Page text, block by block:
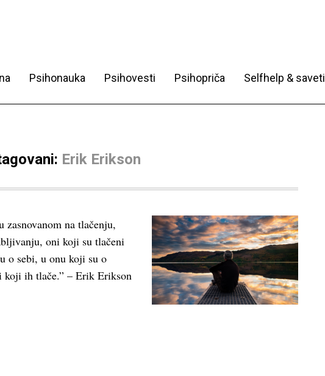
Psihonauka Psihovesti Psihopriča Selfhelp & saveti
Erik Erikson
zasnovanom na tlačenju,
oni koji su tlačeni
o sebi, u onu koji su o
ih tlače.” – Erik Erikson